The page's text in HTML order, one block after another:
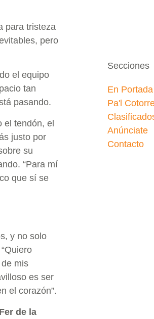
para tristeza
pero
el equipo
tan
pasando.
el tendón, el
justo por
su
“Para mí
que sí se
y no solo
mis
es ser
el corazón”.
Fer de la
Secciones
En Portada
Pa'l
Anúnciate
Contacto